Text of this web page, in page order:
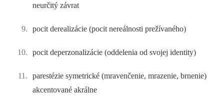
neurčitý závrat
pocit derealizácie (pocit nereálnosti prežívaného)
pocit deperzonalizácie (oddelenia od svojej identity)
parestézie symetrické (mravenčenie, mrazenie, brnenie)
akcentované akrálne